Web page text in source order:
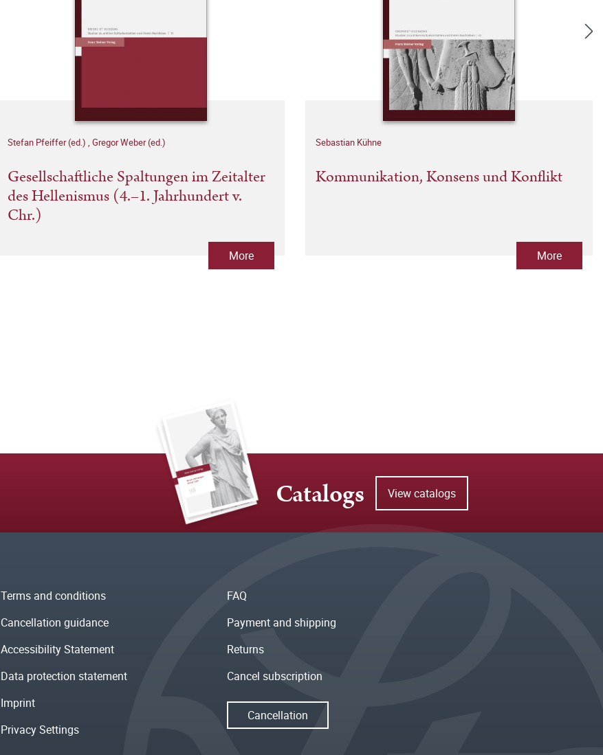
Stefan Pfeiffer (ed.) , Gregor Weber (ed.)
Gesellschaftliche Spaltungen im Zeitalter
des Hellenismus (4.–1. Jahrhundert v.
Chr.)
More
Sebastian Kühne
Kommunikation, Konsens und Konflikt
More
Catalogs View catalogs
Terms and conditions
Cancellation guidance
Accessibility Statement
Data protection statement
Imprint
Privacy Settings
FAQ
Payment and shipping
Returns
Cancel subscription
Cancellation